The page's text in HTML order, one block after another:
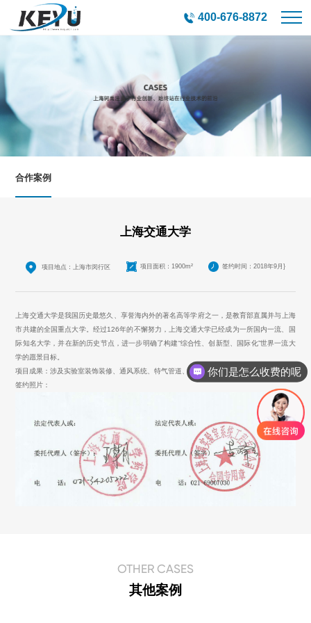
400-676-8872
合作案例
上海交通大学
项目地点：上海市闵行区 项目面积：1900m² 签约时间：2018年9月}
上海交通大学是我国历史最悠久、享誉海内外的著名高等学府之一，是教育部直属并与上海
市共建的全国重点大学。经过126年的不懈努力，上海交通大学已经成为一所国内一流、国
际知名大学，并在新的历史节点，进一步明确了构建“综合性、创新型、国际化”世界一流大
学的愿景目标。
项目成果：涉及实验室装饰装修、通风系统、特气管道、家具安装
签约照片：
OTHER CASES
其他案例
你们是怎么收费的呢